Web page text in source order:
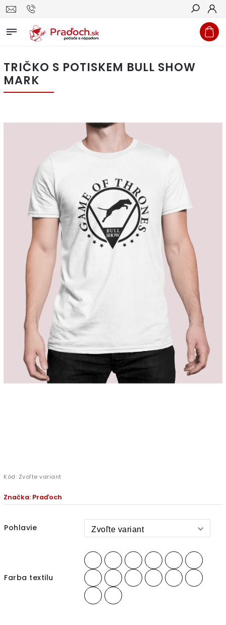
Hľadať
TRIČKO S POTISKEM BULL SHOW
MARK
Kód: Zvoľte variant
Značka: Praďoch
Pohlavie
Farba textilu